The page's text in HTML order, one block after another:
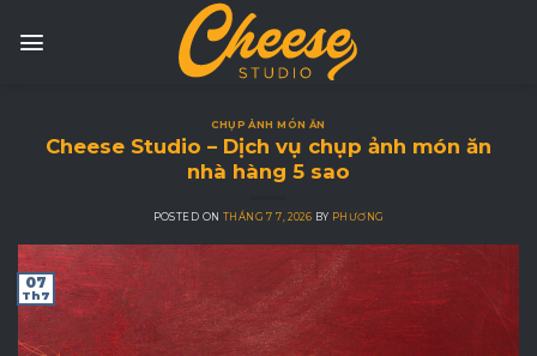
CHỤP ẢNH MÓN ĂN
Cheese Studio – Dịch vụ chụp ảnh món ăn
nhà hàng 5 sao
POSTED ON THÁNG 7 7, 2026 BY PHƯƠNG
07
Th7